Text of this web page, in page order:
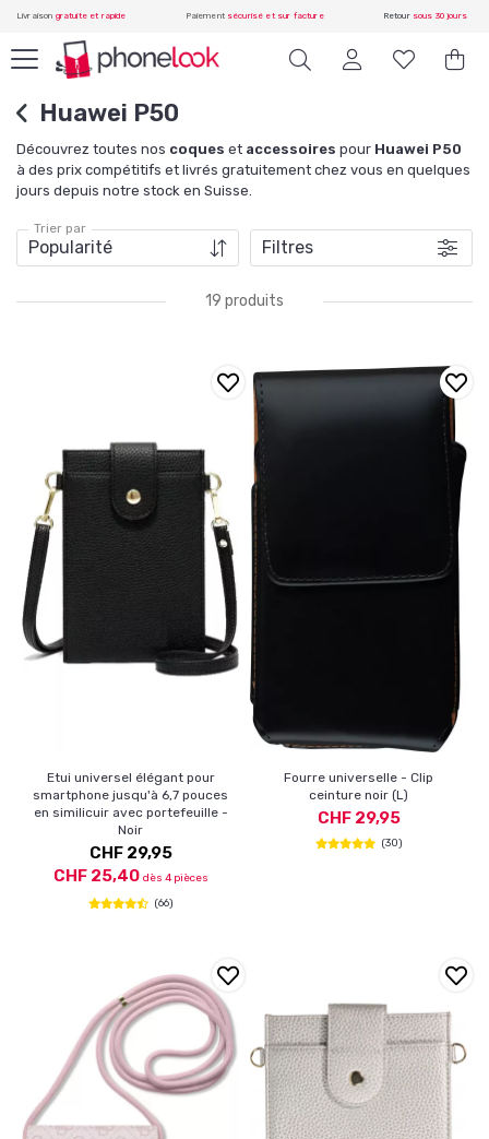
Livraison gratuite et rapide Paiement sécurisé et sur facture Retour sous 30 jours
Huawei P50
Découvrez toutes nos coques et accessoires pour Huawei P50
à des prix compétitifs et livrés gratuitement chez vous en quelques
jours depuis notre stock en Suisse.
Trier par
Filtres
19 produits
Etui universel élégant pour
smartphone jusqu'à 6,7 pouces
en similicuir avec portefeuille -
Noir
CHF 29,95
CHF 25,40 dès 4 pièces
(66)
Fourre universelle - Clip
ceinture noir (L)
CHF 29,95
(30)